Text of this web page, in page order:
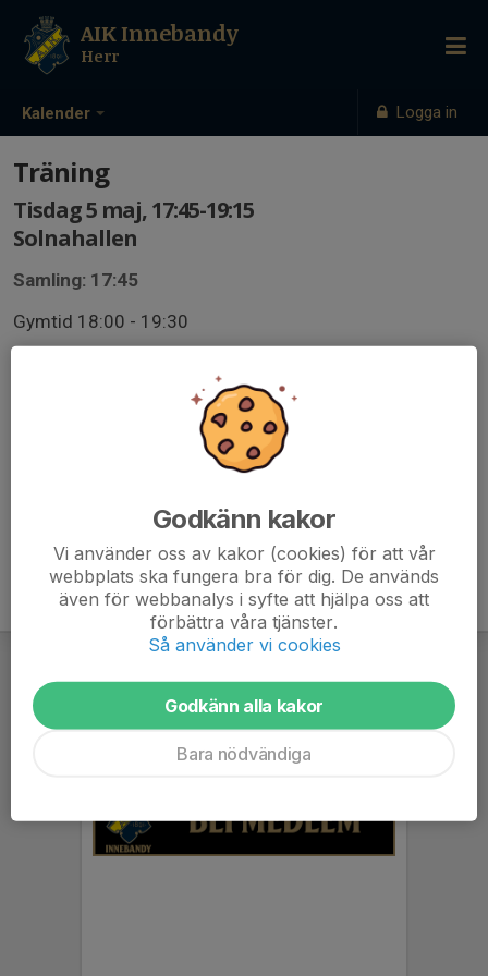
Kalender Logga in
AIK Innebandy
Herr
Träning
Tisdag 5 maj, 17:45-19:15
Solnahallen
Samling: 17:45
Gymtid 18:00 - 19:30
Godkänn kakor
Vi använder oss av kakor (cookies) för att vår
webbplats ska fungera bra för dig. De används
även för webbanalys i syfte att hjälpa oss att
förbättra våra tjänster.
Så använder vi cookies
Godkänn alla kakor
Bara nödvändiga